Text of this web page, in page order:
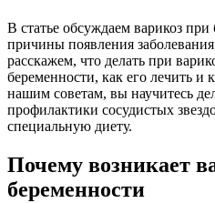
В статье обсуждаем варикоз
причины появления
расскажем, что делать при
беременности, как его лечить и
нашим советам, вы научитесь
профилактики сосудистых
специальную диету.
Почему возникает
беременности